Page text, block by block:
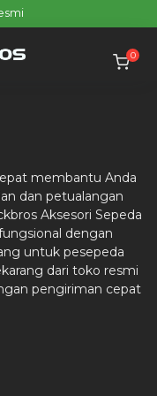
0
membantu Anda
dan petualangan
Aksesori Sepeda
dengan
untuk pesepeda
dari toko resmi
pengiriman cepat